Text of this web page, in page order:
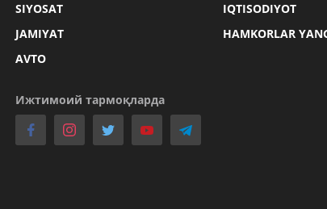
SIYOSAT
IQTISODIYOT
JAMIYAT
HAMKORLAR
AVTO
Ижтимоий тармоқларда